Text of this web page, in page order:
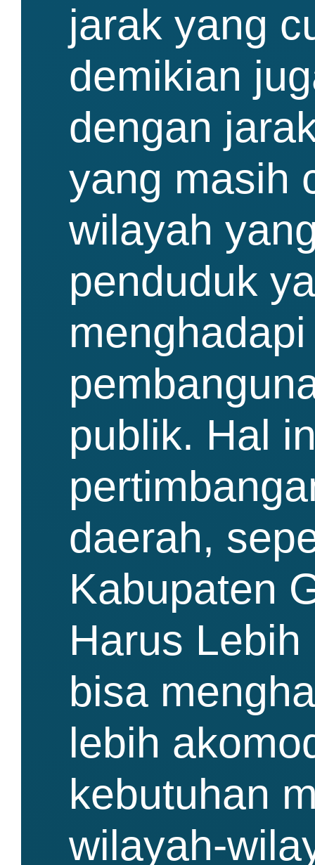
jarak yang
demikian
dengan
yang masih
wilayah
penduduk
publik. Hal
daerah,
Kabupaten
Harus
bisa
lebih
kebutuhan
wilayah-